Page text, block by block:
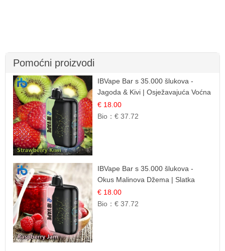
Pomoćni proizvodi
IBVape Bar s 35.000 šlukova -
Jagoda & Kivi | Osježavajuća Voćna
Mješavina
€ 18.00
Bio：€ 37.72
IBVape Bar s 35.000 šlukova -
Okus Malinova Džema | Slatka
Voćna Aroma
€ 18.00
Bio：€ 37.72